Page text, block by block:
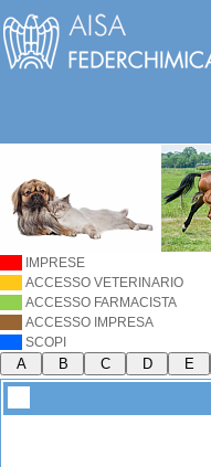
IMPRESE
ACCESSO VETERINARIO
ACCESSO FARMACISTA
ACCESSO IMPRESA
SCOPI